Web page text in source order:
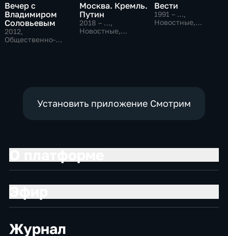
Вечер с
Владимиром
Соловьевым
2012,
Общественно-
Москва. Кремль.
Путин
2018 – …,
Новостные,
Вести
1991 – …,
Новостные,
Установить приложение Смотрим
Журнал